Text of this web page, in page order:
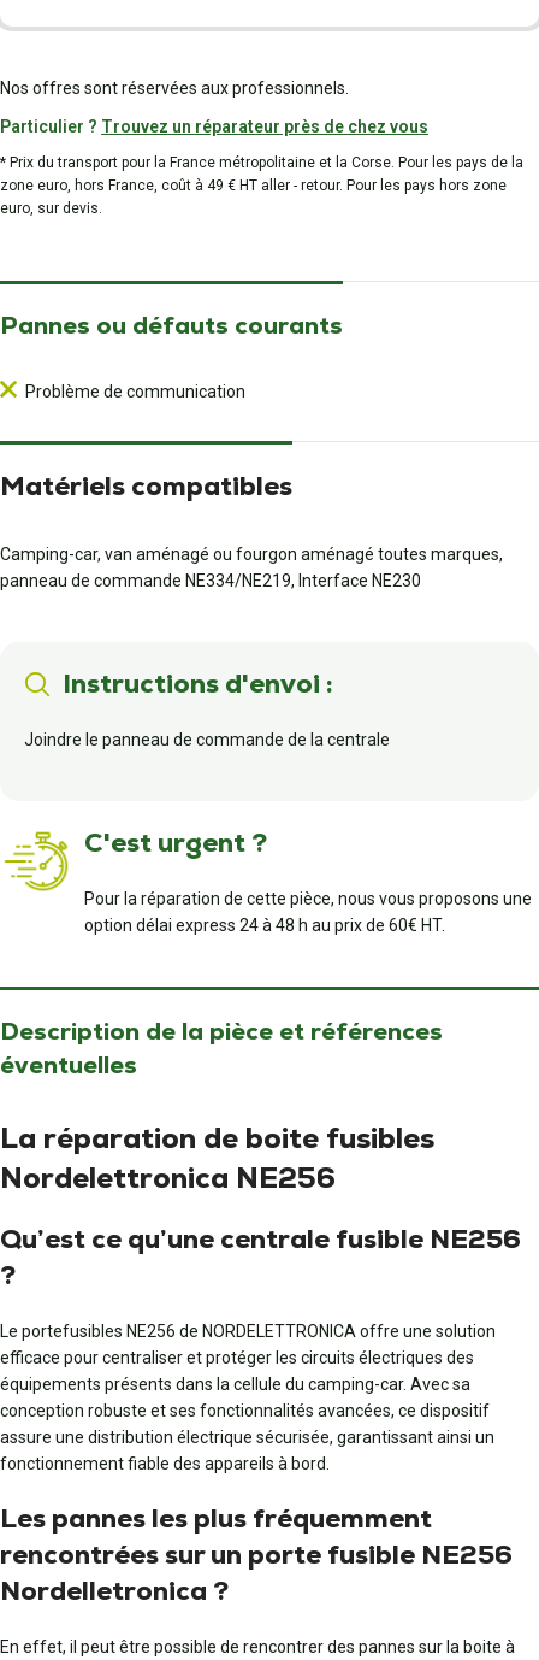
Nos offres sont réservées aux professionnels.
Particulier ? Trouvez un réparateur près de chez vous
* Prix du transport pour la France métropolitaine et la Corse. Pour les pays de la
zone euro, hors France, coût à 49 € HT aller - retour. Pour les pays hors zone
euro, sur devis.
Pannes ou défauts courants
Problème de communication
Matériels compatibles
Camping-car, van aménagé ou fourgon aménagé toutes marques,
panneau de commande NE334/NE219, Interface NE230
Instructions d'envoi :
Joindre le panneau de commande de la centrale
C'est urgent ?
Pour la réparation de cette pièce, nous vous proposons une
option délai express 24 à 48 h au prix de 60€ HT.
Description de la pièce et références
éventuelles
La réparation de boite fusibles
Nordelettronica NE256
Qu’est ce qu’une centrale fusible NE256
?
Le portefusibles NE256 de NORDELETTRONICA offre une solution
efficace pour centraliser et protéger les circuits électriques des
équipements présents dans la cellule du camping-car. Avec sa
conception robuste et ses fonctionnalités avancées, ce dispositif
assure une distribution électrique sécurisée, garantissant ainsi un
fonctionnement fiable des appareils à bord.
Les pannes les plus fréquemment
rencontrées sur un porte fusible NE256
Nordelle­tronica ?
En effet, il peut être possible de rencontrer des pannes sur la boite à